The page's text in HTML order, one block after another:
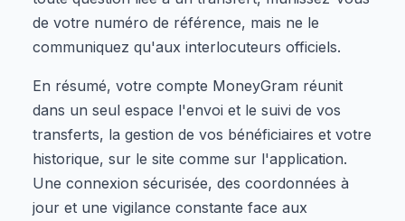
de votre numéro de référence, mais ne le
communiquez qu'aux interlocuteurs officiels.
En résumé, votre compte MoneyGram réunit
dans un seul espace l'envoi et le suivi de vos
transferts, la gestion de vos bénéficiaires et votre
historique, sur le site comme sur l'application.
Une connexion sécurisée, des coordonnées à
jour et une vigilance constante face aux